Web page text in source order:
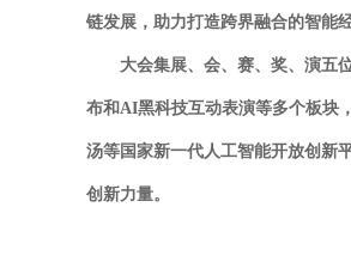
链发展，助力打造跨界融合的智能
大会集展、会、赛、奖、演五
布和AI黑科技互动表演等多个板块
汤等国家新一代人工智能开放创新
创新力量。